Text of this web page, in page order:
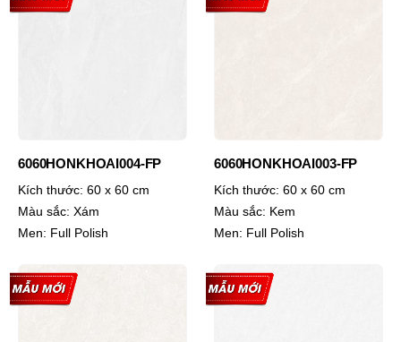
6060HONKHOAI004-FP
Kích thước: 60 x 60 cm
Màu sắc: Xám
Men: Full Polish
6060HONKHOAI003-FP
Kích thước: 60 x 60 cm
Màu sắc: Kem
Men: Full Polish